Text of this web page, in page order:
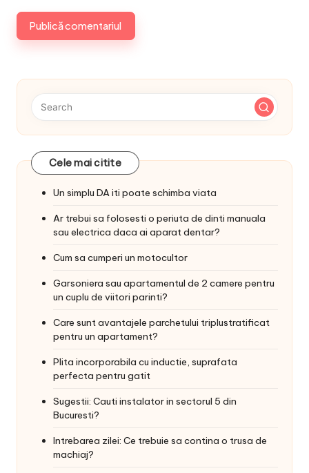
Cele mai citite
Un simplu DA iti poate schimba viata
Ar trebui sa folosesti o periuta de dinti manuala
sau electrica daca ai aparat dentar?
Cum sa cumperi un motocultor
Garsoniera sau apartamentul de 2 camere pentru
un cuplu de viitori parinti?
Care sunt avantajele parchetului triplustratificat
pentru un apartament?
Plita incorporabila cu inductie, suprafata
perfecta pentru gatit
Sugestii: Cauti instalator in sectorul 5 din
Bucuresti?
Intrebarea zilei: Ce trebuie sa contina o trusa de
machiaj?